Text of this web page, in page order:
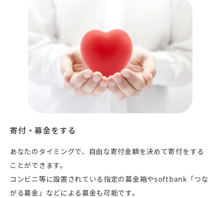
寄付・募金をする
あなたのタイミングで、自由な寄付金額を決めて寄付をする
ことができます。
コンビニ等に設置されている指定の募金箱やsoftbank「つな
がる募金」などによる募金も可能です。